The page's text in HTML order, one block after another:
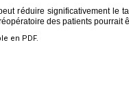
réduire significativement le
des patients pourrait
en PDF.